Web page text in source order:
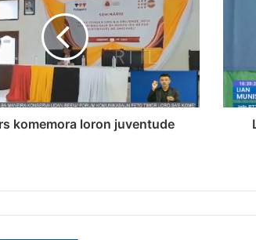
komemora loron juventude